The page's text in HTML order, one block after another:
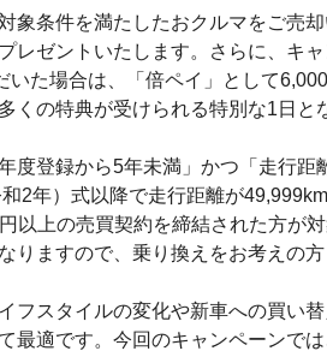
象条件を満たしたおクルマをご売
レゼントいたします。さらに、キ
いた場合は、「倍ペイ」として
くの特典が受けられる特別な1日と
度登録から5年未満」かつ「走行距
2年）式以降で走行距離が
以上の売買契約を締結された方が
りますので、乗り換えをお考えの方
フスタイルの変化や新車への買い替
最適です。今回のキャンペーンで